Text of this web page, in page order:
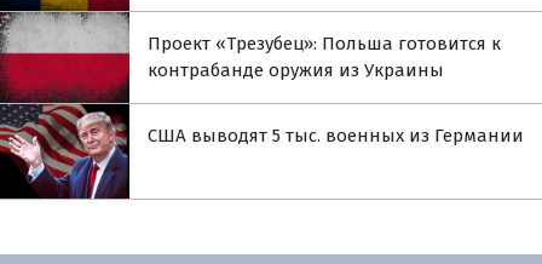
Проект «Трезубец»: Польша готовится к
контрабанде оружия из Украины
США выводят 5 тыс. военных из Германии